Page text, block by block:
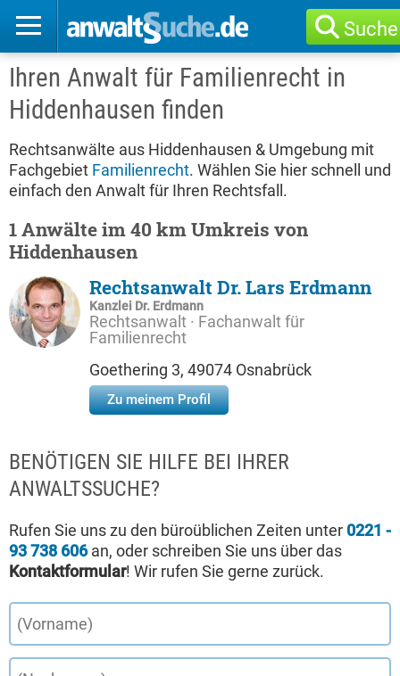
Suche
Ihren Anwalt für Familienrecht in
Hiddenhausen finden
Rechtsanwälte aus Hiddenhausen & Umgebung mit
Fachgebiet Familienrecht. Wählen Sie hier schnell und
einfach den Anwalt für Ihren Rechtsfall.
1 Anwälte im 40 km Umkreis von
Hiddenhausen
Rechtsanwalt Dr. Lars Erdmann
Kanzlei Dr. Erdmann
Rechtsanwalt · Fachanwalt für
Familienrecht
Goethering 3, 49074 Osnabrück
Zu meinem Profil
BENÖTIGEN SIE HILFE BEI IHRER
ANWALTSSUCHE?
Rufen Sie uns zu den büroüblichen Zeiten unter 0221 -
93 738 606an, oder schreiben Sie uns über das
Kontaktformular! Wir rufen Sie gerne zurück.